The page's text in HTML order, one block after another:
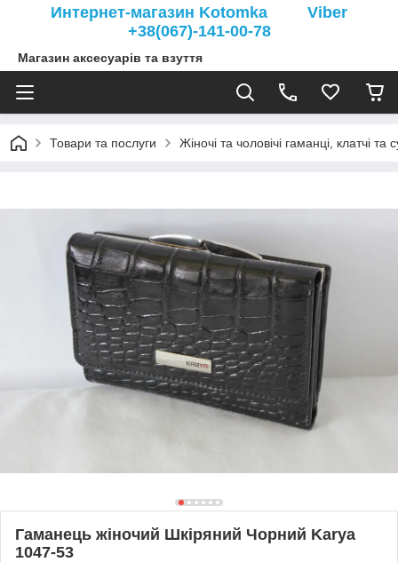
Интернет-магазин Kotomka Viber
+38(067)-141-00-78
Магазин аксесуарів та взуття
Товари та послуги Жіночі та чоловічі гаманці, клатчі та
Гаманець жіночий Шкіряний Чорний Karya
1047-53